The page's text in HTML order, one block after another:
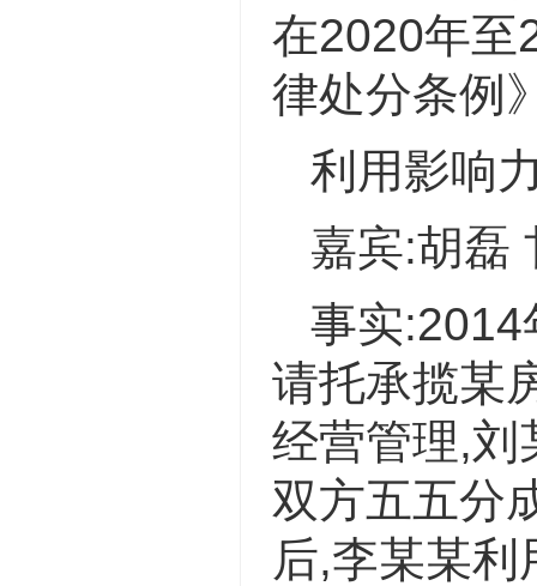
在2020年至
律处分条例
利用影响
嘉宾:胡磊
事实:2014
请托承揽某
经营管理,刘
双方五五分
后,李某某